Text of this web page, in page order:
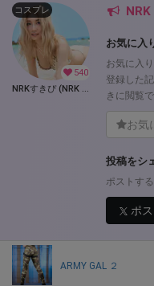
540
コスプレ
NRKすきぴ (NRK the Hedgehog)
お気に入
お気に入
登録した
きに閲覧で
お気
投稿をシ
ポストす
ポス
ARMY GAL ２